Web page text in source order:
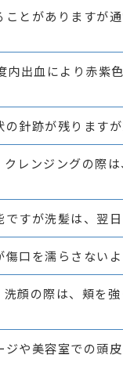
とがありますが
内出血により赤紫
針跡が残ります
クレンジングの際
すが洗髪は、翌日
口を濡らさない
洗顔の際は、頬を
ジや美容室での頭